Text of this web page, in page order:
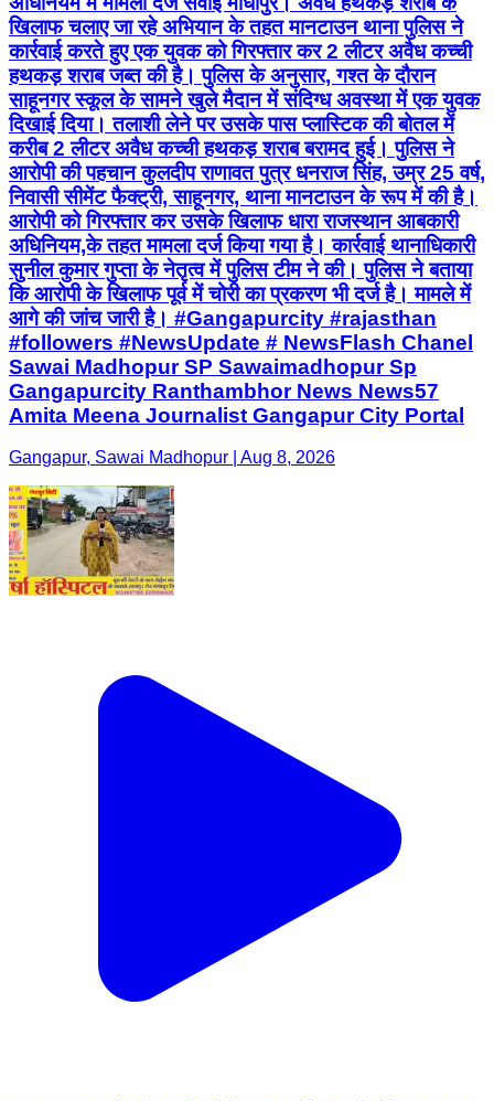
खिलाफ चलाए जा रहे अभियान के तहत मानटाउन थाना पुलिस ने
कार्रवाई करते हुए एक युवक को गिरफ्तार कर 2 लीटर अवैध कच्ची
हथकड़ शराब जब्त की है। पुलिस के अनुसार, गश्त के दौरान
साहूनगर स्कूल के सामने खुले मैदान में संदिग्ध अवस्था में एक युवक
दिखाई दिया। तलाशी लेने पर उसके पास प्लास्टिक की बोतल में
करीब 2 लीटर अवैध कच्ची हथकड़ शराब बरामद हुई। पुलिस ने
आरोपी की पहचान कुलदीप राणावत पुत्र धनराज सिंह, उम्र 25 वर्ष,
निवासी सीमेंट फैक्ट्री, साहूनगर, थाना मानटाउन के रूप में की है।
आरोपी को गिरफ्तार कर उसके खिलाफ धारा राजस्थान आबकारी
अधिनियम,के तहत मामला दर्ज किया गया है। कार्रवाई थानाधिकारी
सुनील कुमार गुप्ता के नेतृत्व में पुलिस टीम ने की। पुलिस ने बताया
कि आरोपी के खिलाफ पूर्व में चोरी का प्रकरण भी दर्ज है। मामले में
आगे की जांच जारी है। #Gangapurcity #rajasthan
#followers #NewsUpdate # NewsFlash Chanel
Sawai Madhopur SP Sawaimadhopur Sp
Gangapurcity Ranthambhor News News57
Amita Meena Journalist Gangapur City Portal
Gangapur, Sawai Madhopur | Aug 8, 2026